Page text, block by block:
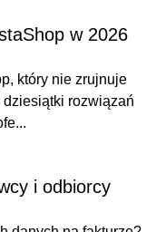
w 2026
który nie zrujnuje
rozwiązań
i odbiorcy